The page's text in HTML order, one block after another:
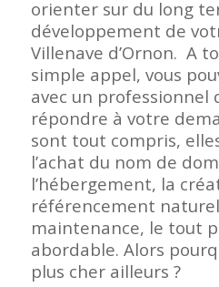
orienter sur du long
développement de
Villenave d’Ornon. A
simple appel, vous
avec un professionnel
répondre à votre
sont tout compris,
l’achat du nom de
l’hébergement, la
référencement
maintenance, le tout
abordable. Alors
plus cher ailleurs ?